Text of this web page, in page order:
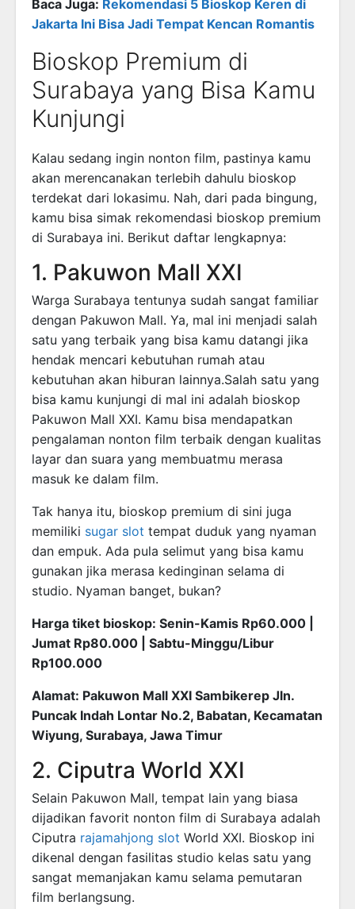
Baca Juga: Rekomendasi 5 Bioskop Keren di
Jakarta Ini Bisa Jadi Tempat Kencan Romantis
Bioskop Premium di
Surabaya yang Bisa Kamu
Kunjungi
Kalau sedang ingin nonton film, pastinya kamu
akan merencanakan terlebih dahulu bioskop
terdekat dari lokasimu. Nah, dari pada bingung,
kamu bisa simak rekomendasi bioskop premium
di Surabaya ini. Berikut daftar lengkapnya:
1. Pakuwon Mall XXI
Warga Surabaya tentunya sudah sangat familiar
dengan Pakuwon Mall. Ya, mal ini menjadi salah
satu yang terbaik yang bisa kamu datangi jika
hendak mencari kebutuhan rumah atau
kebutuhan akan hiburan lainnya.Salah satu yang
bisa kamu kunjungi di mal ini adalah bioskop
Pakuwon Mall XXI. Kamu bisa mendapatkan
pengalaman nonton film terbaik dengan kualitas
layar dan suara yang membuatmu merasa
masuk ke dalam film.
Tak hanya itu, bioskop premium di sini juga
memiliki sugar slot tempat duduk yang nyaman
dan empuk. Ada pula selimut yang bisa kamu
gunakan jika merasa kedinginan selama di
studio. Nyaman banget, bukan?
Harga tiket bioskop: Senin-Kamis Rp60.000 |
Jumat Rp80.000 | Sabtu-Minggu/Libur
Rp100.000
Alamat: Pakuwon Mall XXI Sambikerep Jln.
Puncak Indah Lontar No.2, Babatan, Kecamatan
Wiyung, Surabaya, Jawa Timur
2. Ciputra World XXI
Selain Pakuwon Mall, tempat lain yang biasa
dijadikan favorit nonton film di Surabaya adalah
Ciputra rajamahjong slot World XXI. Bioskop ini
dikenal dengan fasilitas studio kelas satu yang
sangat memanjakan kamu selama pemutaran
film berlangsung.